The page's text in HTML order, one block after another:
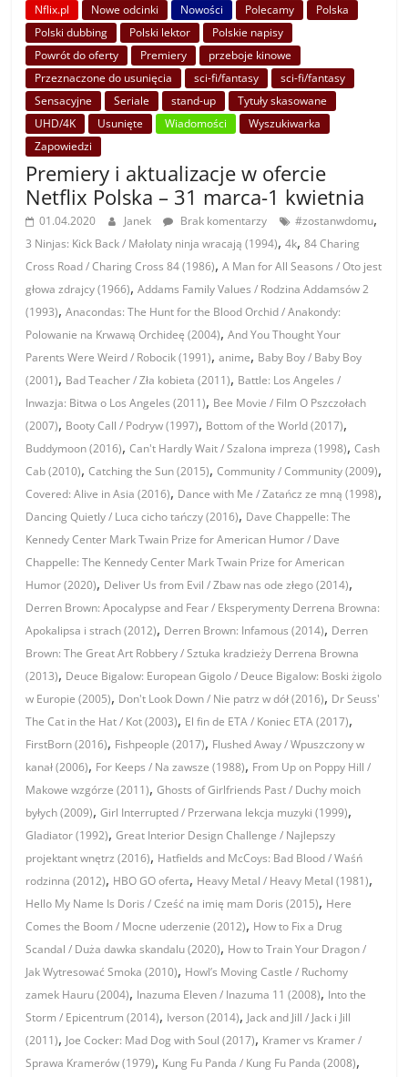
Nflix.pl
Nowe odcinki Nowości Polecamy
Polska
Polski dubbing
Polski lektor
Polskie napisy
Powrót do oferty
Premiery
przeboje kinowe
Przeznaczone do usunięcia
sci-fi/fantasy
sci-fi/fantasy
Sensacyjne
Seriale stand-up
Tytuły skasowane
UHD/4K
Usunięte Wiadomości
Wyszukiwarka
Zapowiedzi
Premiery i aktualizacje w ofercie
Netflix Polska – 31 marca-1 kwietnia
01.04.2020 Janek Brak komentarzy #zostanwdomu,
3 Ninjas: Kick Back / Małolaty ninja wracają (1994),4k,84 Charing
Cross Road / Charing Cross 84 (1986),A Man for All Seasons / Oto jest
głowa zdrajcy (1966),Addams Family Values / Rodzina Addamsów 2
(1993),Anacondas: The Hunt for the Blood Orchid / Anakondy:
Polowanie na Krwawą Orchideę (2004),And You Thought Your
Parents Were Weird / Robocik (1991),anime, Baby Boy / Baby Boy
(2001), Bad Teacher / Zła kobieta (2011), Battle: Los Angeles /
Inwazja: Bitwa o Los Angeles (2011), Bee Movie / Film O Pszczołach
(2007), Booty Call / Podryw (1997), Bottom of the World (2017),
Buddymoon (2016),Can't Hardly Wait / Szalona impreza (1998),Cash
Cab (2010),Catching the Sun (2015),Community / Community (2009),
Covered: Alive in Asia (2016), Dance with Me / Zatańcz ze mną (1998),
Dancing Quietly / Luca cicho tańczy (2016), Dave Chappelle: The
Kennedy Center Mark Twain Prize for American Humor / Dave
Chappelle: The Kennedy Center Mark Twain Prize for American
Humor (2020), Deliver Us from Evil / Zbaw nas ode złego (2014),
Derren Brown: Apocalypse and Fear / Eksperymenty Derrena Browna:
Apokalipsa i strach (2012), Derren Brown: Infamous (2014), Derren
Brown: The Great Art Robbery / Sztuka kradzieży Derrena Browna
(2013), Deuce Bigalow: European Gigolo / Deuce Bigalow: Boski żigolo
w Europie (2005), Don't Look Down / Nie patrz w dół (2016), Dr Seuss'
The Cat in the Hat / Kot (2003), El fin de ETA / Koniec ETA (2017),
FirstBorn (2016), Fishpeople (2017), Flushed Away / Wpuszczony w
kanał (2006), For Keeps / Na zawsze (1988), From Up on Poppy Hill /
Makowe wzgórze (2011),Ghosts of Girlfriends Past / Duchy moich
byłych (2009),Girl Interrupted / Przerwana lekcja muzyki (1999),
Gladiator (1992),Great Interior Design Challenge / Najlepszy
projektant wnętrz (2016), Hatfields and McCoys: Bad Blood / Waśń
rodzinna (2012), HBO GO oferta, Heavy Metal / Heavy Metal (1981),
Hello My Name Is Doris / Cześć na imię mam Doris (2015), Here
Comes the Boom / Mocne uderzenie (2012), How to Fix a Drug
Scandal / Duża dawka skandalu (2020), How to Train Your Dragon /
Jak Wytresować Smoka (2010), Howl’s Moving Castle / Ruchomy
zamek Hauru (2004), Inazuma Eleven / Inazuma 11 (2008), Into the
Storm / Epicentrum (2014), Iverson (2014), Jack and Jill / Jack i Jill
(2011), Joe Cocker: Mad Dog with Soul (2017), Kramer vs Kramer /
Sprawa Kramerów (1979), Kung Fu Panda / Kung Fu Panda (2008),